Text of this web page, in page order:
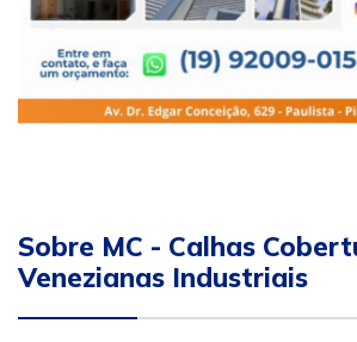
Sobre MC - Calhas
Venezianas Industriais